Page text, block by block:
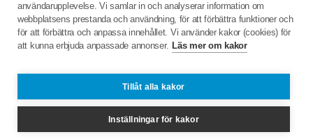
användarupplevelse. Vi samlar in och analyserar information om
webbplatsens prestanda och användning, för att förbättra funktioner och
för att förbättra och anpassa innehållet. Vi använder kakor (cookies) för
att kunna erbjuda anpassade annonser. Läs mer om kakor
Tillåt alla kakor
Inställningar för kakor
Länkar
C/o:Barbro Månsson